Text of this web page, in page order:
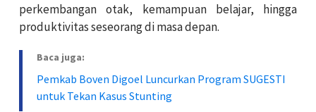
perkembangan otak, kemampuan belajar, hingga
produktivitas seseorang di masa depan.
Baca juga:
Pemkab Boven Digoel Luncurkan Program SUGESTI
untuk Tekan Kasus Stunting